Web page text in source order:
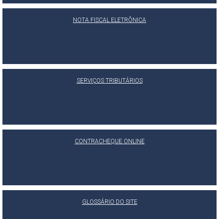
NOTA FISCAL ELETRÔNICA
SERVIÇOS TRIBUTÁRIOS
CONTRACHEQUE ONLINE
GLOSSÁRIO DO SITE